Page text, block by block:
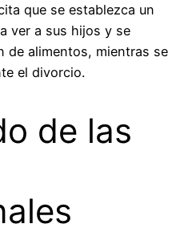
que se establezca un
ver a sus hijos y se
de alimentos, mientras se
el divorcio.
de las